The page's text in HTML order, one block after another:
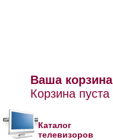
Ваша корзина
Корзина пуста
Каталог
телевизоров